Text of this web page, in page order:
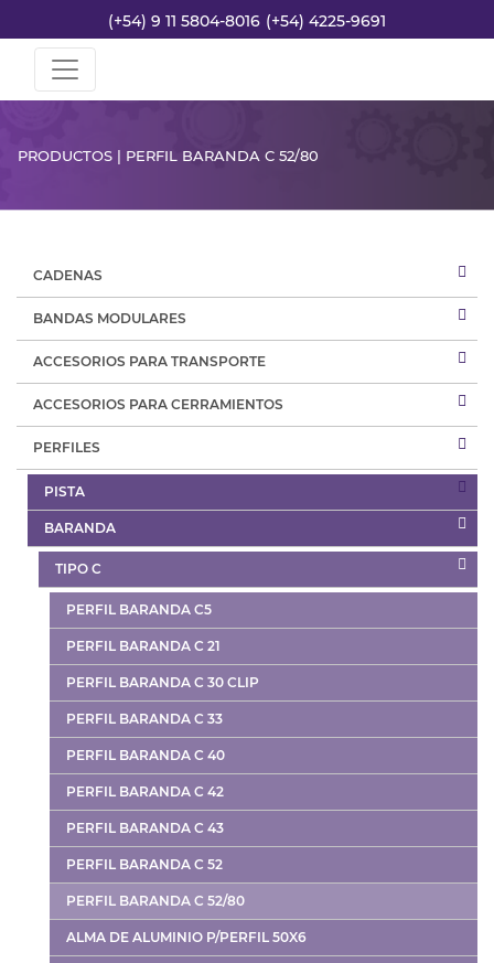
(+54) 9 11 5804-8016 (+54) 4225-9691
PRODUCTOS | PERFIL BARANDA C 52/80
CADENAS
BANDAS MODULARES
ACCESORIOS PARA TRANSPORTE
ACCESORIOS PARA CERRAMIENTOS
PERFILES
PISTA
BARANDA
TIPO C
PERFIL BARANDA C5
PERFIL BARANDA C 21
PERFIL BARANDA C 30 CLIP
PERFIL BARANDA C 33
PERFIL BARANDA C 40
PERFIL BARANDA C 42
PERFIL BARANDA C 43
PERFIL BARANDA C 52
PERFIL BARANDA C 52/80
ALMA DE ALUMINIO P/PERFIL 50X6